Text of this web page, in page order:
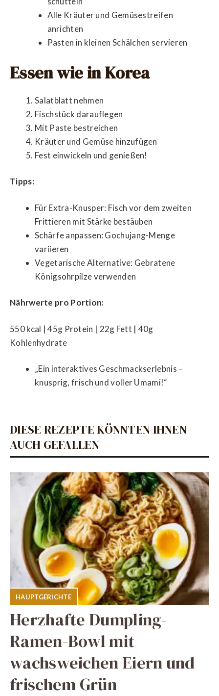
Alle Kräuter und Gemüsestreifen
anrichten
Pasten in kleinen Schälchen servieren
Essen wie in Korea
Salatblatt nehmen
Fischstück darauflegen
Mit Paste bestreichen
Kräuter und Gemüse hinzufügen
Fest einwickeln und genießen!
Tipps:
Für Extra-Knusper: Fisch vor dem zweiten
Frittieren mit Stärke bestäuben
Schärfe anpassen: Gochujang-Menge
variieren
Vegetarische Alternative: Gebratene
Königsohrpilze verwenden
Nährwerte pro Portion:
550 kcal | 45g Protein | 22g Fett | 40g
Kohlenhydrate
„Ein interaktives Geschmackserlebnis –
knusprig, frisch und voller Umami!“
DIESE REZEPTE KÖNNTEN IHNEN
AUCH GEFALLEN
HAUPTGERICHTE
Herzhafte Dumpling-
Ramen-Bowl mit
wachsweichen Eiern und
frischem Grün